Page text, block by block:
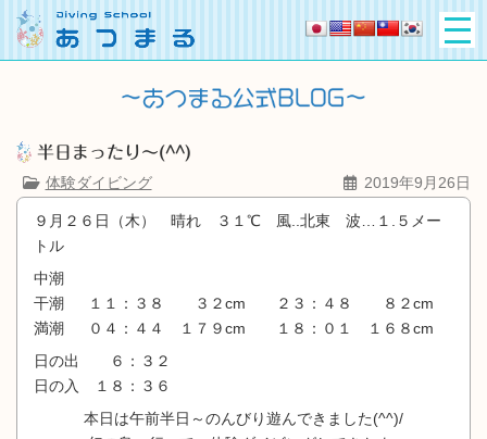
半日まったり～(^^)
体験ダイビング
2019年9月26日
９月２６日（木） 晴れ ３１℃ 風..北東 波…１.５メー
トル
中潮
干潮 １１：３８ ３２cm ２３：４８ ８２cm
満潮 ０４：４４ １７９cm １８：０１ １６８cm
日の出 ６：３２
日の入 １８：３６
本日は午前半日～のんびり遊んできました(^^)/